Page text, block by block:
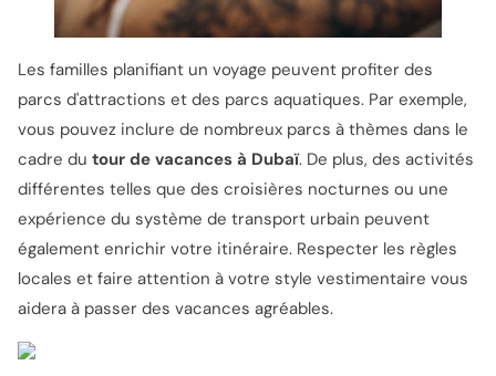
Les familles planifiant un voyage peuvent profiter des
parcs d'attractions et des parcs aquatiques. Par exemple,
vous pouvez inclure de nombreux parcs à thèmes dans le
cadre du tour de vacances à Dubaï. De plus, des activités
différentes telles que des croisières nocturnes ou une
expérience du système de transport urbain peuvent
également enrichir votre itinéraire. Respecter les règles
locales et faire attention à votre style vestimentaire vous
aidera à passer des vacances agréables.